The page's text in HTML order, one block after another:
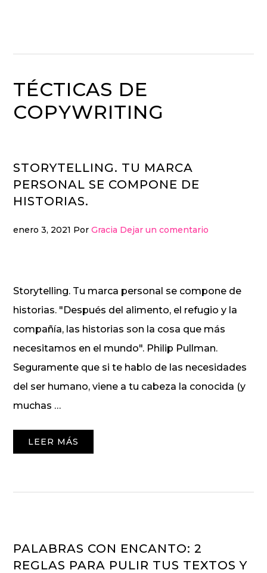
principal
principal
TÉCTICAS DE
COPYWRITING
STORYTELLING. TU MARCA
PERSONAL SE COMPONE DE
HISTORIAS.
enero 3, 2021 PorGracia Dejar un comentario
Storytelling. Tu marca personal se compone de
historias. "Después del alimento, el refugio y la
compañía, las historias son la cosa que más
necesitamos en el mundo". Philip Pullman.
Seguramente que si te hablo de las necesidades
del ser humano, viene a tu cabeza la conocida (y
muchas …
LEER MÁS
PALABRAS CON ENCANTO: 2
REGLAS PARA PULIR TUS TEXTOS Y